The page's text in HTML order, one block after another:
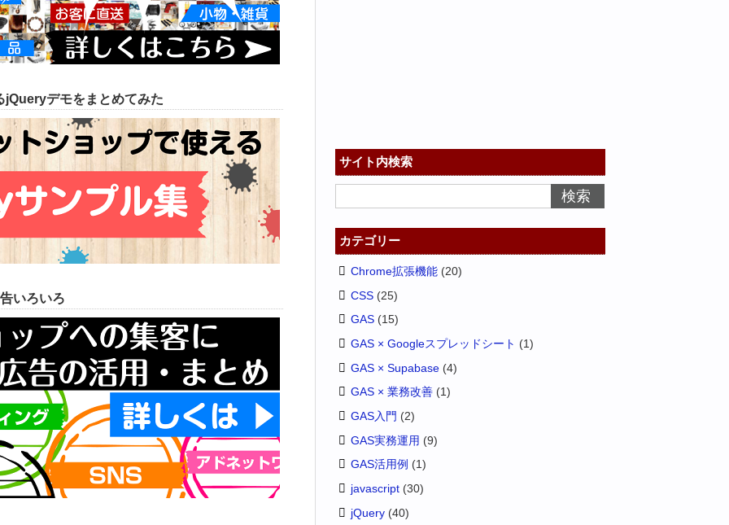
jQueryデモをまとめてみた
いろいろ
サイト内検索
カテゴリー
Chrome拡張機能 (20)
CSS (25)
GAS (15)
GAS × Googleスプレッドシート (1)
GAS × Supabase (4)
GAS × 業務改善 (1)
GAS入門 (2)
GAS実務運用 (9)
GAS活用例 (1)
javascript (30)
jQuery (40)